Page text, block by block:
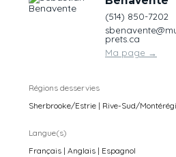
(514) 850-7202
prets.ca
Ma page →
Régions desservies
Sherbrooke/Estrie | Rive-Sud/
Langue(s)
Français | Anglais | Espagnol